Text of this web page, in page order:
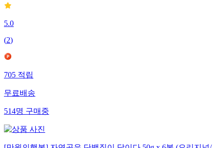
5.0
(2)
705적립
무료배송
514명구매중